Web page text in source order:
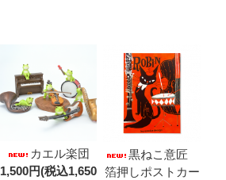
カエル楽団
1,500円(税込1,650
黒ねこ意匠
箔押しポストカー